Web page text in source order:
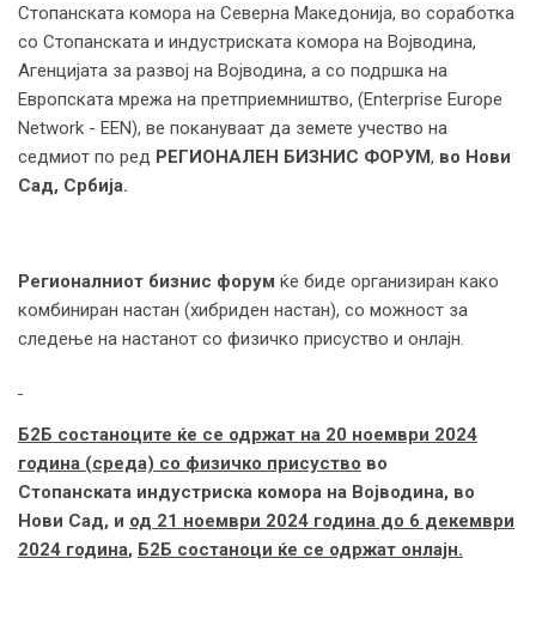
Стопанската комора на Северна Македонија, во соработка
со Стопанската и индустриската комора на Војводина,
Агенцијата за развој на Војводина, а со подршка на
Европската мрежа на претприемништво, (Enterprise Europe
Network - EEN), ве покануваат да земете учество на
седмиот по ред РЕГИОНАЛЕН БИЗНИС ФОРУМ, во Нови
Сад, Србија.
Регионалниот бизнис форум ќе биде организиран како
комбиниран настан (хибриден настан), со можност за
следење на настанот со физичко присуство и онлајн.
Б2Б состаноците ќе се одржат на 20 ноември 2024
година (среда) со физичко присуство во
Стопанската индустриска комора на Војводина, во
Нови Сад, и од 21 ноември 2024 година до 6 декември
2024 година, Б2Б состаноци ќе се одржат oнлајн.